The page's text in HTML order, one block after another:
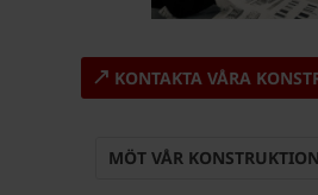
KONTAKTA VÅRA
MÖT VÅR